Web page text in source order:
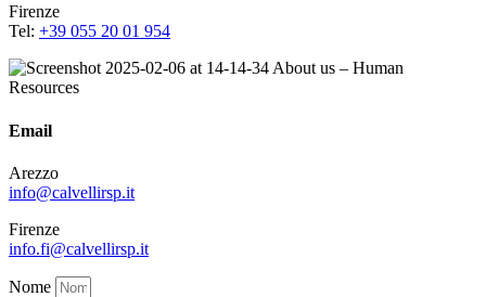
Firenze
Tel: +39 055 20 01 954
Email
Arezzo
info@calvellirsp.it
Firenze
info.fi@calvellirsp.it
Nome